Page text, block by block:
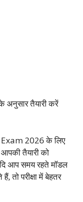
अनुसार तैयारी करें
2026 के लिए
तैयारी को
आप समय रहते मॉडल
तो परीक्षा में बेहतर